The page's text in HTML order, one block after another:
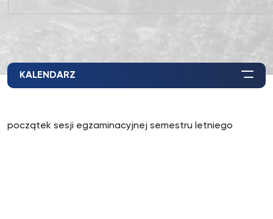
KALENDARZ
początek sesji egzaminacyjnej semestru letniego